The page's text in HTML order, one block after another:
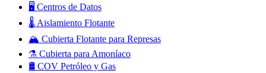
🖥️ Centros de Datos
🌡️ Aislamiento Flotante
🏔️ Cubierta Flotante para Represas
⚗️ Cubierta para Amoníaco
🛢️ COV Petróleo y Gas